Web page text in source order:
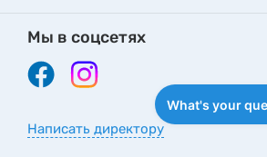
Мы в соцсетях
Написать директору